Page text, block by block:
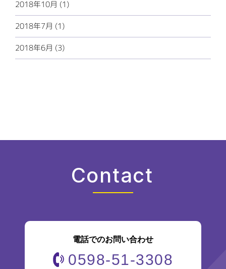
2018年10月 (1)
2018年7月 (1)
2018年6月 (3)
Contact
電話でのお問い合わせ
0598-51-3308